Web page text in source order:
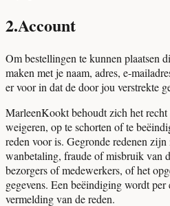
2.Account
Om bestellingen te kunnen plaatsen
maken met je naam, adres, e-
er voor in dat de door jou verstrekte
MarleenKookt behoudt zich het
weigeren, op te schorten of te
reden voor is. Gegronde redenen
wanbetaling, fraude of misbruik van
bezorgers of medewerkers, of het
gegevens. Een beëindiging wordt
vermelding van de reden.